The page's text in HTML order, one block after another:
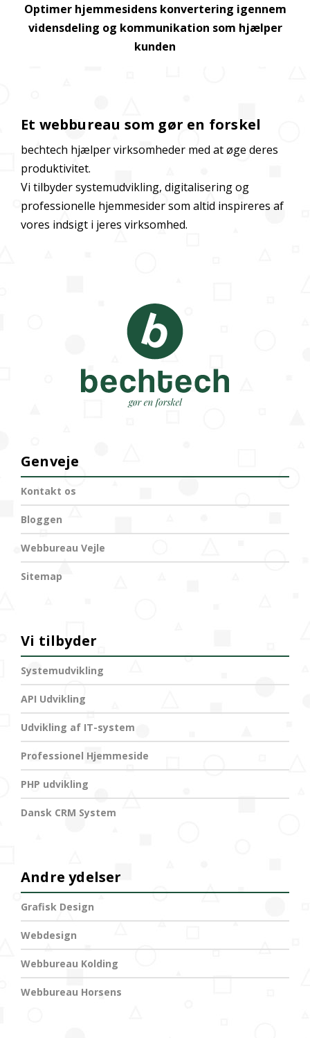
Optimer hjemmesidens konvertering igennem
vidensdeling og kommunikation som hjælper
kunden
Et webbureau som gør en forskel
bechtech hjælper virksomheder med at øge deres
produktivitet.
Vi tilbyder systemudvikling, digitalisering og
professionelle hjemmesider som altid inspireres af
vores indsigt i jeres virksomhed.
Genveje
Kontakt os
Bloggen
Webbureau Vejle
Sitemap
Vi tilbyder
Systemudvikling
API Udvikling
Udvikling af IT-system
Professionel Hjemmeside
PHP udvikling
Dansk CRM System
Andre ydelser
Grafisk Design
Webdesign
Webbureau Kolding
Webbureau Horsens